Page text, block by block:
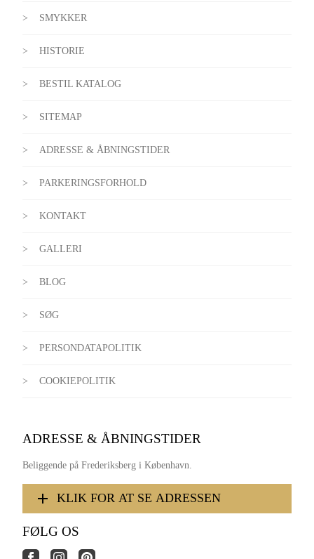
SMYKKER
HISTORIE
BESTIL KATALOG
SITEMAP
ADRESSE & ÅBNINGSTIDER
PARKERINGSFORHOLD
KONTAKT
GALLERI
BLOG
SØG
PERSONDATAPOLITIK
COOKIEPOLITIK
ADRESSE & ÅBNINGSTIDER
Beliggende på Frederiksberg i København.
KLIK FOR AT SE ADRESSEN
FØLG OS